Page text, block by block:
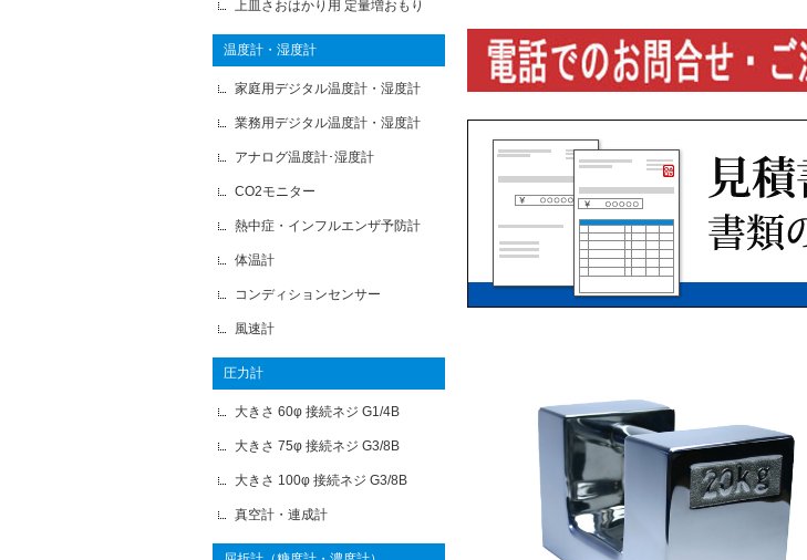
上皿さおはかり用 定量増おもり
温度計・湿度計
家庭用デジタル温度計・湿度計
業務用デジタル温度計・湿度計
アナログ温度計･湿度計
CO2モニター
熱中症・インフルエンザ予防計
体温計
コンディションセンサー
風速計
圧力計
大きさ 60φ 接続ネジ G1/4B
大きさ 75φ 接続ネジ G3/8B
大きさ 100φ 接続ネジ G3/8B
真空計・連成計